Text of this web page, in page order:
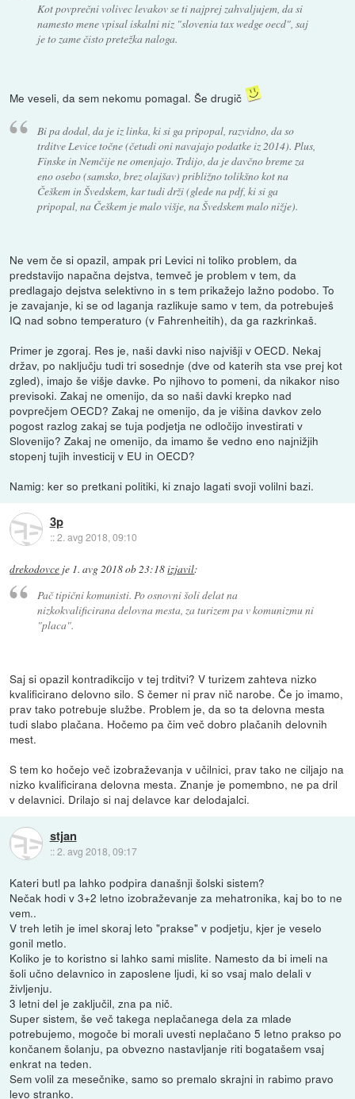
Kot povprečni volivec levakov se ti najprej zahvaljujem, da si
namesto mene vpisal iskalni niz "slovenia tax wedge oecd", saj
je to zame čisto pretežka naloga.
Me veseli, da sem nekomu pomagal. Še drugič
Bi pa dodal, da je iz linka, ki si ga pripopal, razvidno, da so
trditve Levice točne (četudi oni navajajo podatke iz 2014). Plus,
Finske in Nemčije ne omenjajo. Trdijo, da je davčno breme za
eno osebo (samsko, brez olajšav) približno tolikšno kot na
Češkem in Švedskem, kar tudi drži (glede na pdf, ki si ga
pripopal, na Češkem je malo višje, na Švedskem malo nižje).
Ne vem če si opazil, ampak pri Levici ni toliko problem, da
predstavijo napačna dejstva, temveč je problem v tem, da
predlagajo dejstva selektivno in s tem prikažejo lažno podobo. To
je zavajanje, ki se od laganja razlikuje samo v tem, da potrebuješ
IQ nad sobno temperaturo (v Fahrenheitih), da ga razkrinkaš.
Primer je zgoraj. Res je, naši davki niso najvišji v OECD. Nekaj
držav, po naključju tudi tri sosednje (dve od katerih sta vse prej kot
zgled), imajo še višje davke. Po njihovo to pomeni, da nikakor niso
previsoki. Zakaj ne omenijo, da so naši davki krepko nad
povprečjem OECD? Zakaj ne omenijo, da je višina davkov zelo
pogost razlog zakaj se tuja podjetja ne odločijo investirati v
Slovenijo? Zakaj ne omenijo, da imamo še vedno eno najnižjih
stopenj tujih investicij v EU in OECD?
Namig: ker so pretkani politiki, ki znajo lagati svoji volilni bazi.
3p
::2. avg 2018, 09:10
drekodovce je 1. avg 2018 ob 23:18izjavil:
Pač tipični komunisti. Po osnovni šoli delat na
nizkokvalificirana delovna mesta, za turizem pa v komunizmu ni
"placa".
Saj si opazil kontradikcijo v tej trditvi? V turizem zahteva nizko
kvalificirano delovno silo. S čemer ni prav nič narobe. Če jo imamo,
prav tako potrebuje službe. Problem je, da so ta delovna mesta
tudi slabo plačana. Hočemo pa čim več dobro plačanih delovnih
mest.
S tem ko hočejo več izobraževanja v učilnici, prav tako ne ciljajo na
nizko kvalificirana delovna mesta. Znanje je pomembno, ne pa dril
v delavnici. Drilajo si naj delavce kar delodajalci.
stjan
::2. avg 2018, 09:17
Kateri butl pa lahko podpira današnji šolski sistem?
Nečak hodi v 3+2 letno izobraževanje za mehatronika, kaj bo to ne
vem..
V treh letih je imel skoraj leto "prakse" v podjetju, kjer je veselo
gonil metlo.
Koliko je to koristno si lahko sami mislite. Namesto da bi imeli na
šoli učno delavnico in zaposlene ljudi, ki so vsaj malo delali v
življenju.
3 letni del je zaključil, zna pa nič.
Super sistem, še več takega neplačanega dela za mlade
potrebujemo, mogoče bi morali uvesti neplačano 5 letno prakso po
končanem šolanju, pa obvezno nastavljanje riti bogatašem vsaj
enkrat na teden.
Sem volil za mesečnike, samo so premalo skrajni in rabimo pravo
levo stranko.